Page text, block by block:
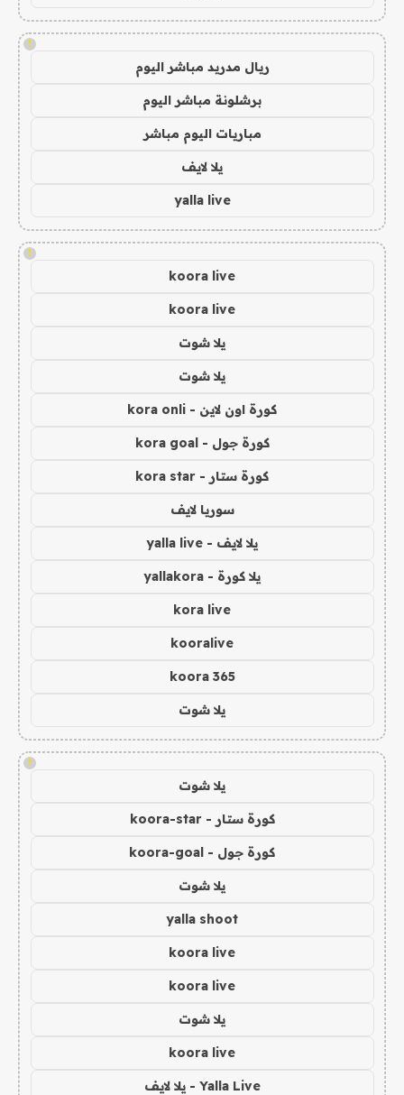
!
ريال مدريد مباشر اليوم
برشلونة مباشر اليوم
مباريات اليوم مباشر
يلا لايف
yalla live
!
koora live
koora live
يلا شوت
يلا شوت
كورة اون لاين - kora onli
كورة جول - kora goal
كورة ستار - kora star
سوريا لايف
يلا لايف - yalla live
يلا كورة - yallakora
kora live
kooralive
koora 365
يلا شوت
!
يلا شوت
كورة ستار - koora-star
كورة جول - koora-goal
يلا شوت
yalla shoot
koora live
koora live
يلا شوت
koora live
Yalla Live - يلا لايف